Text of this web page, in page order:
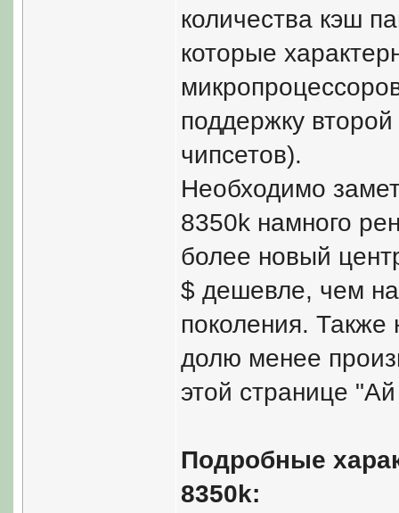
количества кэш
которые
поддержку
чипсетов).
Необходимо
8350k намного
более новый
$ дешевле, чем
поколения.
долю менее
этой странице
Подробные
8350k: